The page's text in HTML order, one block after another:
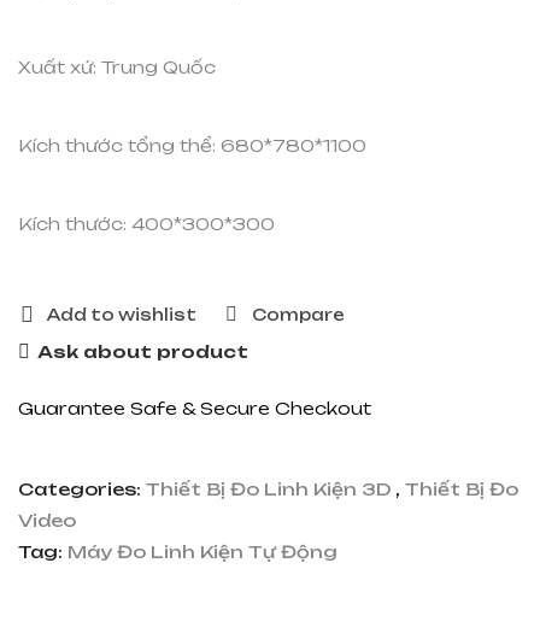
Xuất xứ: Trung Quốc
Kích thước tổng thể: 680*780*1100
Kích thước: 400*300*300
Add to wishlist Compare
Ask about product
Guarantee Safe & Secure Checkout
Categories: Thiết Bị Đo Linh Kiện 3D , Thiết Bị Đo
Video
Tag: Máy Đo Linh Kiện Tự Động